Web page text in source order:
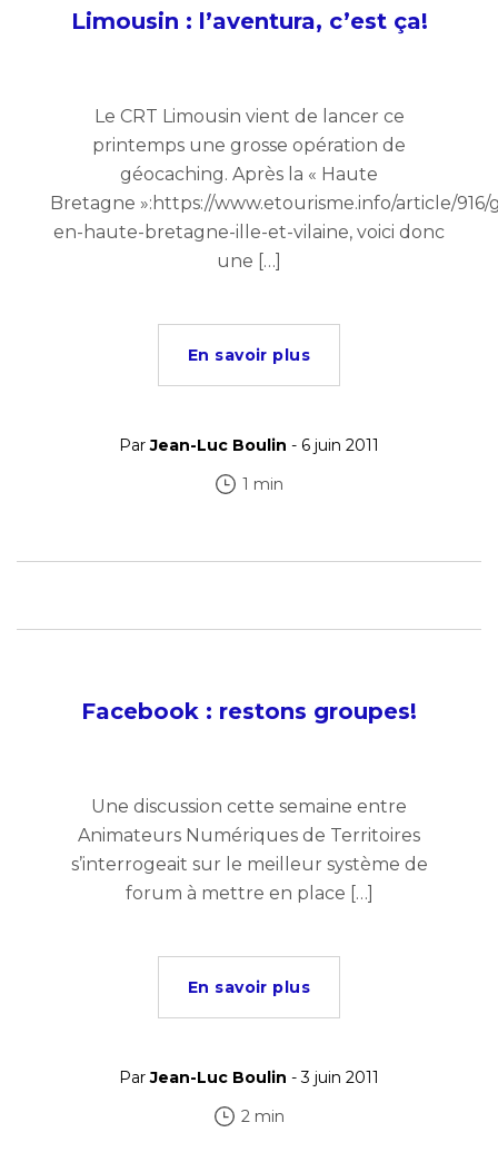
Limousin : l’aventura, c’est ça!
Le CRT Limousin vient de lancer ce
printemps une grosse opération de
géocaching. Après la « Haute
Bretagne »:https://www.etourisme.info/article/916/
en-haute-bretagne-ille-et-vilaine, voici donc
une […]
En savoir plus
ParJean-Luc Boulin - 6 juin 2011
1 min
Facebook : restons groupes!
Une discussion cette semaine entre
Animateurs Numériques de Territoires
s’interrogeait sur le meilleur système de
forum à mettre en place […]
En savoir plus
ParJean-Luc Boulin - 3 juin 2011
2 min